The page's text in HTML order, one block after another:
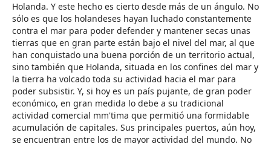
Holanda. Y este hecho es cierto desde más de un ángulo. No
sólo es que los holandeses hayan luchado constantemente
contra el mar para poder defender y mantener secas unas
tierras que en gran parte están bajo el nivel del mar, al que
han conquistado una buena porción de un territorio actual,
sino también que Holanda, situada en los confines del mar y
la tierra ha volcado toda su actividad hacia el mar para
poder subsistir. Y, si hoy es un país pujante, de gran poder
económico, en gran medida lo debe a su tradicional
actividad comercial mm'tima que permitió una formidable
acumulación de capitales. Sus principales puertos, aún hoy,
se encuentran entre los de mayor actividad del mundo. No